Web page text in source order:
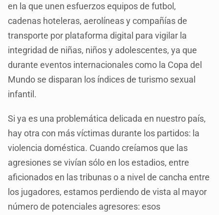
en la que unen esfuerzos equipos de futbol,
cadenas hoteleras, aerolíneas y compañías de
transporte por plataforma digital para vigilar la
integridad de niñas, niños y adolescentes, ya que
durante eventos internacionales como la Copa del
Mundo se disparan los índices de turismo sexual
infantil.
Si ya es una problemática delicada en nuestro país,
hay otra con más víctimas durante los partidos: la
violencia doméstica. Cuando creíamos que las
agresiones se vivían sólo en los estadios, entre
aficionados en las tribunas o a nivel de cancha entre
los jugadores, estamos perdiendo de vista al mayor
número de potenciales agresores: esos